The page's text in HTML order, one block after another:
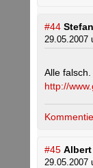
#44 Stefan
29.05.2007
Alle
http://
#45 Albert
29.05.2007